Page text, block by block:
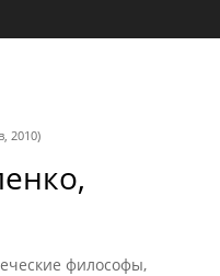
2010)
философы,